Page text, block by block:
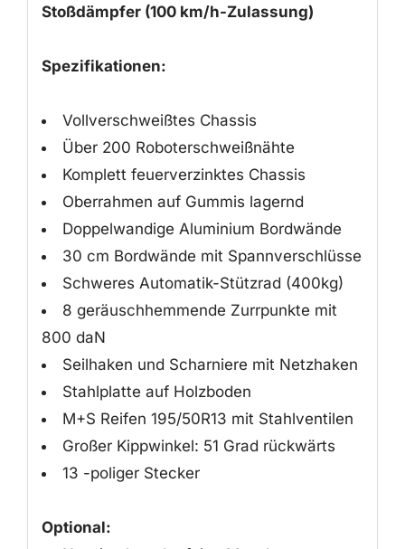
Stoßdämpfer (100 km/h-Zulassung)
Spezifikationen:
Vollverschweißtes Chassis
Über 200 Roboterschweißnähte
Komplett feuerverzinktes Chassis
Oberrahmen auf Gummis lagernd
Doppelwandige Aluminium Bordwände
30 cm Bordwände mit Spannverschlüsse
Schweres Automatik-Stützrad (400kg)
8 geräuschhemmende Zurrpunkte mit
800 daN
Seilhaken und Scharniere mit Netzhaken
Stahlplatte auf Holzboden
M+S Reifen 195/50R13 mit Stahlventilen
Großer Kippwinkel: 51 Grad rückwärts
13 -poliger Stecker
Optional: